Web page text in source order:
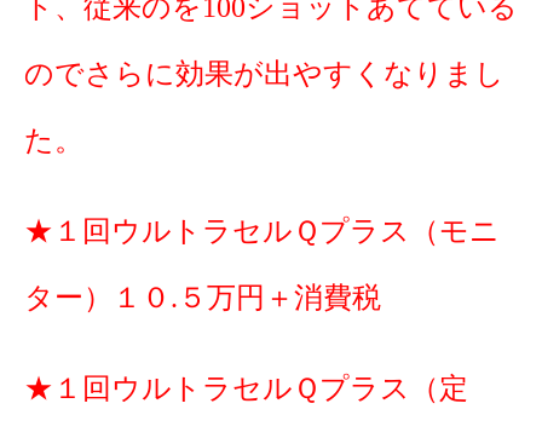
ト、従来のを100ショットあてている
のでさらに効果が出やすくなりまし
た。
★１回ウルトラセルＱプラス（モニ
ター）１０.５万円＋消費税
★１回ウルトラセルＱプラス（定